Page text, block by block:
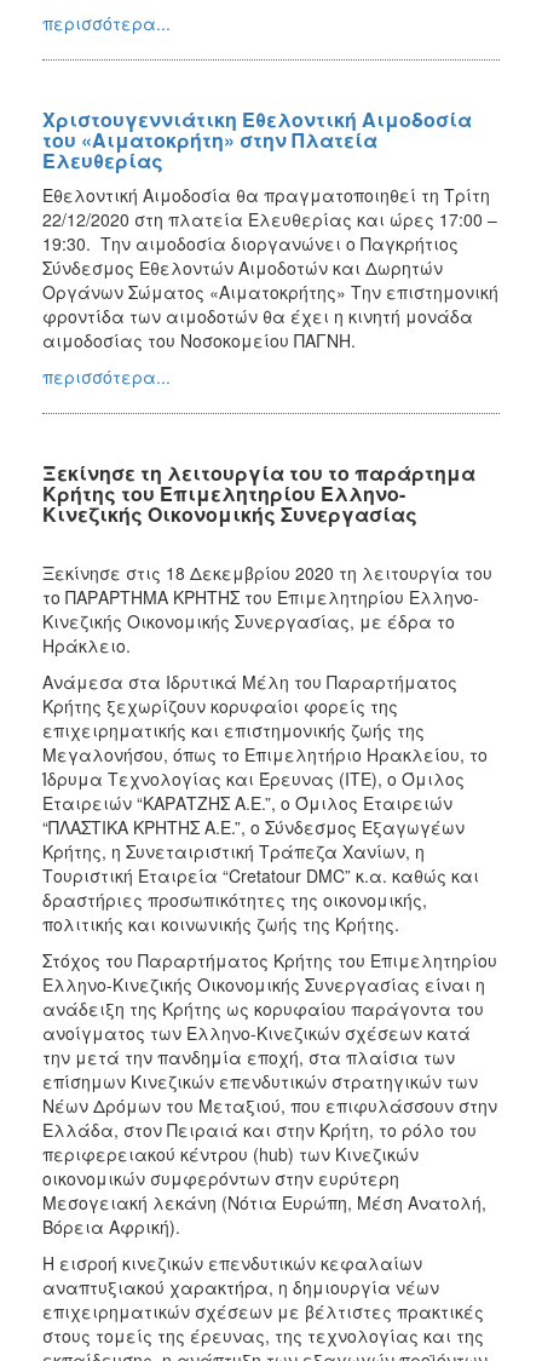
περισσότερα...
Χριστουγεννιάτικη Εθελοντική Αιμοδοσία
του «Αιματοκρήτη» στην Πλατεία
Ελευθερίας
Εθελοντική Αιμοδοσία θα πραγματοποιηθεί τη Τρίτη
22/12/2020 στη πλατεία Ελευθερίας και ώρες 17:00 –
19:30. Την αιμοδοσία διοργανώνει ο Παγκρήτιος
Σύνδεσμος Εθελοντών Αιμοδοτών και Δωρητών
Οργάνων Σώματος «Αιματοκρήτης» Την επιστημονική
φροντίδα των αιμοδοτών θα έχει η κινητή μονάδα
αιμοδοσίας του Νοσοκομείου ΠΑΓΝΗ.
περισσότερα...
Ξεκίνησε τη λειτουργία του το παράρτημα
Κρήτης του Επιμελητηρίου Ελληνο-
Κινεζικής Οικονομικής Συνεργασίας
Ξεκίνησε στις 18 Δεκεμβρίου 2020 τη λειτουργία του
το ΠΑΡΑΡΤΗΜΑ ΚΡΗΤΗΣ του Επιμελητηρίου Ελληνο-
Κινεζικής Οικονομικής Συνεργασίας, με έδρα το
Ηράκλειο.
Ανάμεσα στα Ιδρυτικά Μέλη του Παραρτήματος
Κρήτης ξεχωρίζουν κορυφαίοι φορείς της
επιχειρηματικής και επιστημονικής ζωής της
Μεγαλονήσου, όπως το Επιμελητήριο Ηρακλείου, το
Ίδρυμα Τεχνολογίας και Έρευνας (ΙΤΕ), ο Όμιλος
Εταιρειών “ΚΑΡΑΤΖΗΣ Α.Ε.”, ο Όμιλος Εταιρειών
“ΠΛΑΣΤΙΚΑ ΚΡΗΤΗΣ Α.Ε.”, ο Σύνδεσμος Εξαγωγέων
Κρήτης, η Συνεταιριστική Τράπεζα Χανίων, η
Τουριστική Εταιρεία “Cretatour DMC” κ.α. καθώς και
δραστήριες προσωπικότητες της οικονομικής,
πολιτικής και κοινωνικής ζωής της Κρήτης.
Στόχος του Παραρτήματος Κρήτης του Επιμελητηρίου
Ελληνο-Κινεζικής Οικονομικής Συνεργασίας είναι η
ανάδειξη της Κρήτης ως κορυφαίου παράγοντα του
ανοίγματος των Ελληνο-Κινεζικών σχέσεων κατά
την μετά την πανδημία εποχή, στα πλαίσια των
επίσημων Κινεζικών επενδυτικών στρατηγικών των
Νέων Δρόμων του Μεταξιού, που επιφυλάσσουν στην
Ελλάδα, στον Πειραιά και στην Κρήτη, το ρόλο του
περιφερειακού κέντρου (hub) των Κινεζικών
οικονομικών συμφερόντων στην ευρύτερη
Μεσογειακή λεκάνη (Νότια Ευρώπη, Μέση Ανατολή,
Βόρεια Αφρική).
Η εισροή κινεζικών επενδυτικών κεφαλαίων
αναπτυξιακού χαρακτήρα, η δημιουργία νέων
επιχειρηματικών σχέσεων με βέλτιστες πρακτικές
στους τομείς της έρευνας, της τεχνολογίας και της